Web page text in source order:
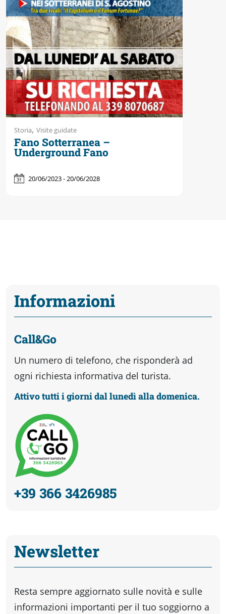
Storia, Visite guidate
Fano Sotterranea –
Underground Fano
20/06/2023 - 20/06/2028
Informazioni
Call&Go
Un numero di telefono, che risponderà ad
ogni richiesta informativa del turista.
Attivo tutti i giorni dal lunedì alla domenica.
+39 366 3426985
Newsletter
Resta sempre aggiornato sulle novità e sulle
informazioni importanti per il tuo soggiorno a